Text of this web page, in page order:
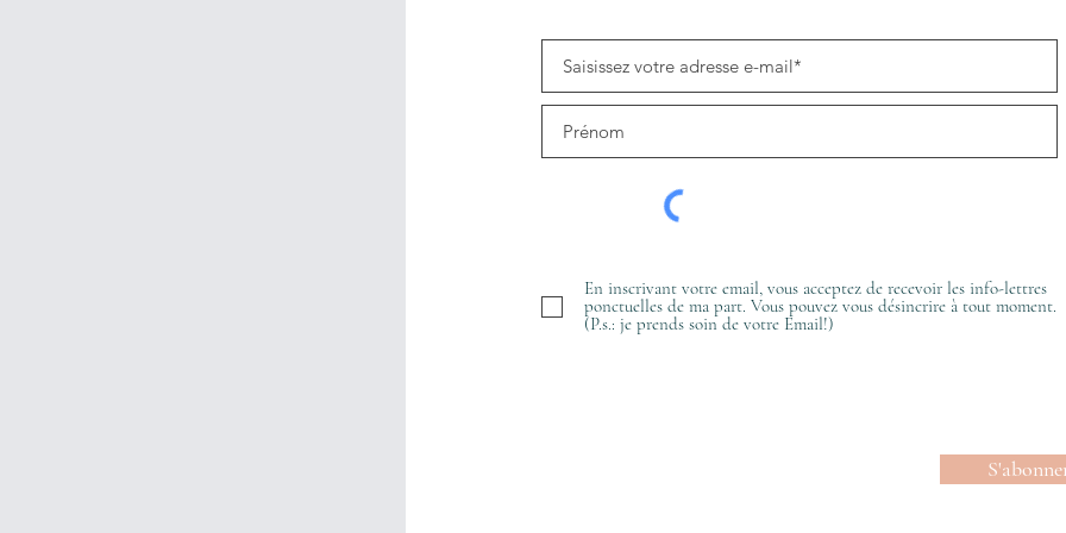
En inscrivant votre email, vous acceptez de recevoir les info-lettres
ponctuelles de ma part. Vous pouvez vous désincrire à tout moment.
(P.s.: je prends soin de votre Email!)